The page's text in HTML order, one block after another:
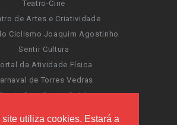
utiliza cookies. Estará a
Teatro-Cine
de Artes e Criatividade
Ciclismo Joaquim Agostinho
Sentir Cultura
da Atividade Física
de Torres Vedras
Santa Cruz Ocean Spirit